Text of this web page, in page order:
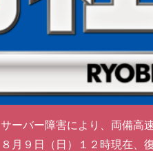
サーバー障害により、両備高
８月９日（日）１２時現在、